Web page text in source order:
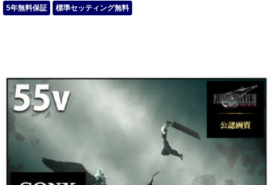
5年無料保証 標準セッティング無料